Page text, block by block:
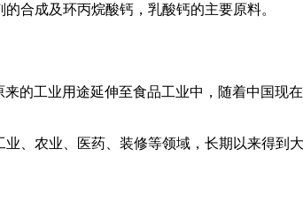
合成及环丙烷酸钙，乳酸钙的主要原料。
的工业用途延伸至食品工业中，随着中国现
、农业、医药、装修等领域，长期以来得到